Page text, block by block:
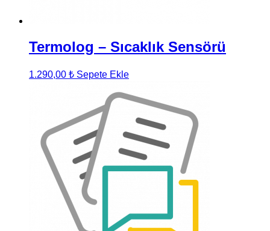
Termolog – Sıcaklık Sensörü
1.290,00 ₺ Sepete Ekle